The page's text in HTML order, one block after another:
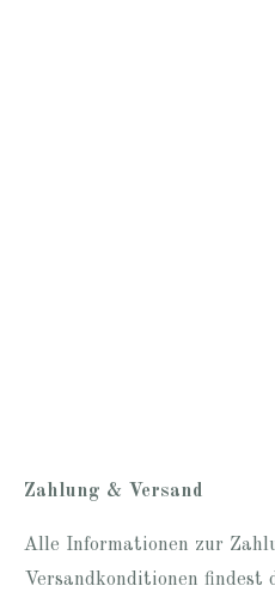
Zahlung & Versand
Alle Informationen zur
Versandkonditionen findest